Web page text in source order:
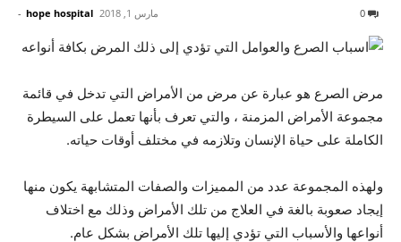
hope hospital
- مارس 1, 2018
مرض الصرع هو عبارة عن مرض من الأمراض التي تدخل في قائمة
مجموعة الأمراض المزمنة ، والتي تعرف بأنها تعمل على السيطرة
الكاملة على حياة الإنسان وتلازمه في مختلف أوقات حياته.
ولهذه المجموعة عدد من المميزات والصفات المتشابهة يكون منها
إيجاد صعوبة بالغة في العلاج من تلك الأمراض وذلك مع اختلاف
أنواعها والأسباب التي تؤدي إليها تلك الأمراض بشكل عام.